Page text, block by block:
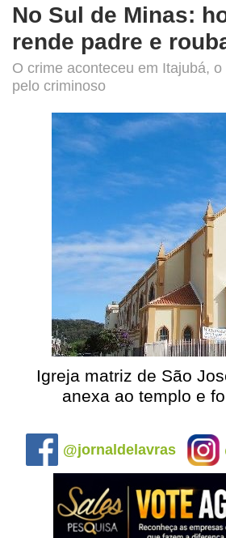
No Sul de Minas:
rende padre e
O crime aconteceu em Itajubá,
pelo criminoso
Igreja matriz de São
anexa ao templo e
@jornaldelavras